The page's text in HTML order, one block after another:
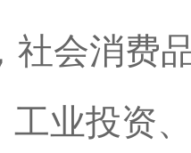
社会消费
工业投资